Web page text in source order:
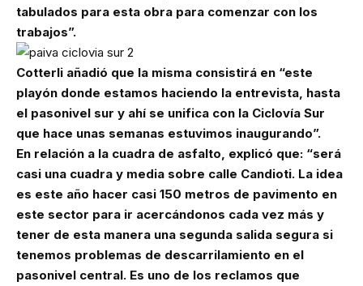
tabulados para esta obra para comenzar con los
trabajos”.
Cotterli añadió que la misma consistirá en “este
playón donde estamos haciendo la entrevista, hasta
el pasonivel sur y ahí se unifica con la Ciclovía Sur
que hace unas semanas estuvimos inaugurando”.
En relación a la cuadra de asfalto, explicó que: “será
casi una cuadra y media sobre calle Candioti. La idea
es este año hacer casi 150 metros de pavimento en
este sector para ir acercándonos cada vez más y
tener de esta manera una segunda salida segura si
tenemos problemas de descarrilamiento en el
pasonivel central. Es uno de los reclamos que